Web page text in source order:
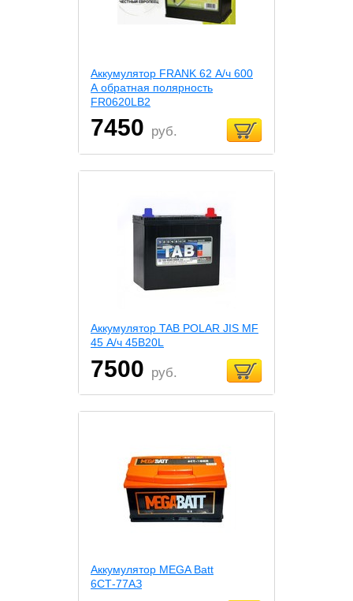
Аккумулятор FRANK 62 А/ч 600
А обратная полярность
FR0620LB2
7450 руб.
Аккумулятор TAB POLAR JIS MF
45 А/ч 45B20L
7500 руб.
Аккумулятор MEGA Batt
6СТ-77АЗ